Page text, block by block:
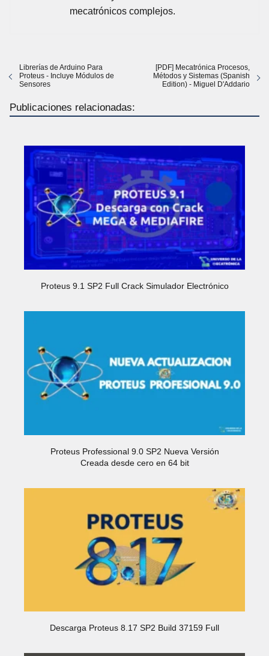
mecatrónicos complejos.
Librerías de Arduino Para
Proteus - Incluye Módulos de
Sensores
[PDF] Mecatrónica Procesos,
Métodos y Sistemas (Spanish
Edition) - Miguel D'Addario
Publicaciones relacionadas:
Proteus 9.1 SP2 Full Crack Simulador Electrónico
Proteus Professional 9.0 SP2 Nueva Versión
Creada desde cero en 64 bit
Descarga Proteus 8.17 SP2 Build 37159 Full